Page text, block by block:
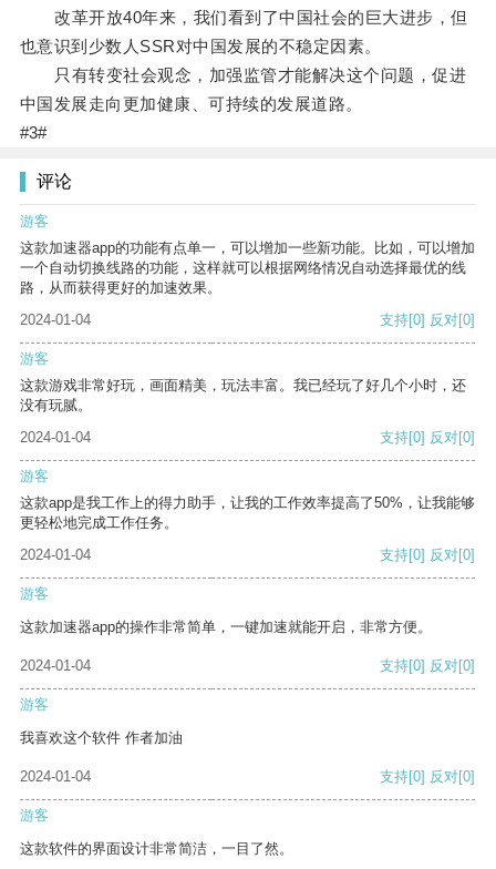
改革开放40年来，我们看到了中国社会的巨大进步，但
也意识到少数人SSR对中国发展的不稳定因素。
只有转变社会观念，加强监管才能解决这个问题，促进
中国发展走向更加健康、可持续的发展道路。
#3#
评论
游客
这款加速器app的功能有点单一，可以增加一些新功能。比如，可以增加
一个自动切换线路的功能，这样就可以根据网络情况自动选择最优的线
路，从而获得更好的加速效果。
2024-01-04
支持[0] 反对[0]
游客
这款游戏非常好玩，画面精美，玩法丰富。我已经玩了好几个小时，还
没有玩腻。
2024-01-04
支持[0] 反对[0]
游客
这款app是我工作上的得力助手，让我的工作效率提高了50%，让我能够
更轻松地完成工作任务。
2024-01-04
支持[0] 反对[0]
游客
这款加速器app的操作非常简单，一键加速就能开启，非常方便。
2024-01-04 支持[0] 反对[0]
游客
我喜欢这个软件 作者加油
2024-01-04 支持[0] 反对[0]
游客
这款软件的界面设计非常简洁，一目了然。